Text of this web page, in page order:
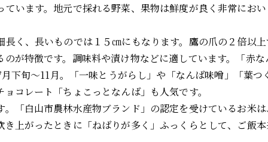
います。地元で採れる野菜、果物は鮮度が良く非常にお
く、長いものでは１５㎝にもなります。鷹の爪の２倍以
が特徴です。調味料や漬け物などに適しています。「赤な
下旬～11月。「一味とうがらし」や「なんば味噌」「葉つ
コレート「ちょこっとなんば」も人気です。
「白山市農林水産物ブランド」の認定を受けているお米
上がったときに「ねばりが多く」ふっくらとして、ご飯